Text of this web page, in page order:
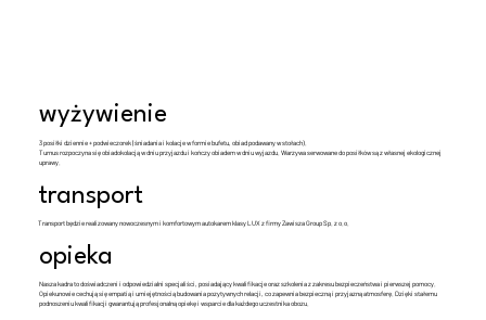
wyżywienie
3 posiłki dziennie + podwieczorek (śniadania i kolacje w formie bufetu, obiad podawany w stołach).
Turnus rozpoczyna się obiadokolacją w dniu przyjazdu i kończy obiadem w dniu wyjazdu. Warzywa serwowane do posiłków są z własnej ekologicznej
uprawy.
transport
Transport będzie realizowany nowoczesnym i komfortowym autokarem klasy LUX z firmy Zawisza Group Sp. z o.o.
opieka
Nasza kadra to doświadczeni i odpowiedzialni specjaliści, posiadający kwalifikacje oraz szkolenia z zakresu bezpieczeństwa i pierwszej pomocy.
Opiekunowie cechują się empatią i umiejętnością budowania pozytywnych relacji, co zapewnia bezpieczną i przyjazną atmosferę. Dzięki stałemu
podnoszeniu kwalifikacji gwarantują profesjonalną opiekę i wsparcie dla każdego uczestnika obozu.